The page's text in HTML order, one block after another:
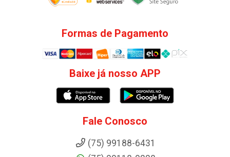
Formas de Pagamento
Baixe já nosso APP
Fale Conosco
(75) 99188-6431